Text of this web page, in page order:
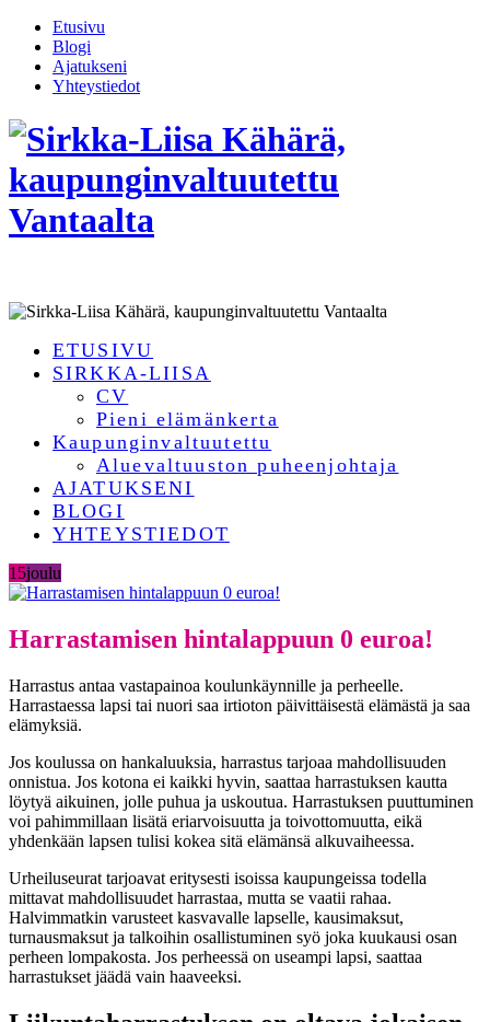
Etusivu
Blogi
Ajatukseni
Yhteystiedot
ETUSIVU
SIRKKA-LIISA
CV
Pieni elämänkerta
Kaupunginvaltuutettu
Aluevaltuuston puheenjohtaja
AJATUKSENI
BLOGI
YHTEYSTIEDOT
15joulu
Harrastamisen hintalappuun 0 euroa!
Harrastus antaa vastapainoa koulunkäynnille ja perheelle.
Harrastaessa lapsi tai nuori saa irtioton päivittäisestä elämästä ja saa
elämyksiä.
Jos koulussa on hankaluuksia, harrastus tarjoaa mahdollisuuden
onnistua. Jos kotona ei kaikki hyvin, saattaa harrastuksen kautta
löytyä aikuinen, jolle puhua ja uskoutua. Harrastuksen puuttuminen
voi pahimmillaan lisätä eriarvoisuutta ja toivottomuutta, eikä
yhdenkään lapsen tulisi kokea sitä elämänsä alkuvaiheessa.
Urheiluseurat tarjoavat eritysesti isoissa kaupungeissa todella
mittavat mahdollisuudet harrastaa, mutta se vaatii rahaa.
Halvimmatkin varusteet kasvavalle lapselle, kausimaksut,
turnausmaksut ja talkoihin osallistuminen syö joka kuukausi osan
perheen lompakosta. Jos perheessä on useampi lapsi, saattaa
harrastukset jäädä vain haaveeksi.